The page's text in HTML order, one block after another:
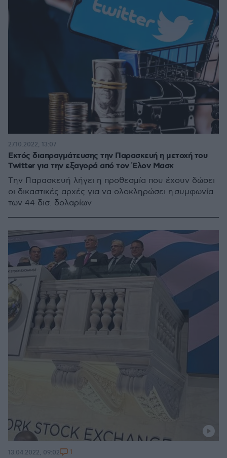
Εκτός διαπραγμάτευσης την Παρασκευή η μετοχή του
Twitter για την εξαγορά από τον Έλον Μασκ
Tην Παρασκευή λήγει η προθεσμία που έχουν δώσει
οι δικαστικές αρχές για να ολοκληρώσει η συμφωνία
των 44 δισ. δολαρίων
27.10.2022, 13:07
13.04.2022, 09:02 1